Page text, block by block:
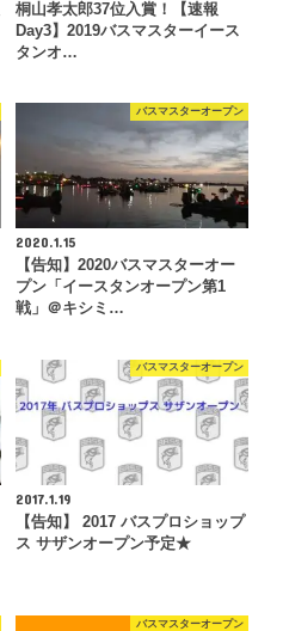
桐山孝太郎37位入賞！【速報
Day3】2019バスマスターイース
タンオ…
バスマスターオープン
2020.1.15
【告知】2020バスマスターオー
プン「イースタンオープン第1
戦」＠キシミ…
バスマスターオープン
2017.1.19
【告知】 2017 バスプロショップ
ス サザンオープン予定★
バスマスターオープン